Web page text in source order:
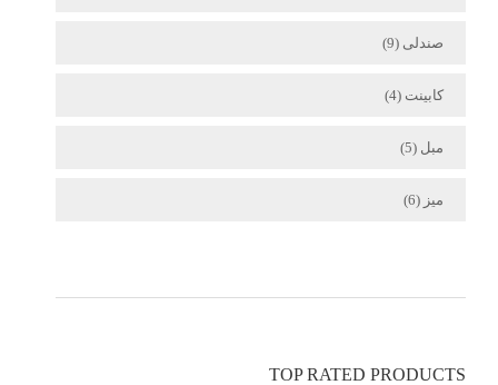
صندلی (9)
کابینت (4)
مبل (5)
میز (6)
TOP RATED PRODUCTS